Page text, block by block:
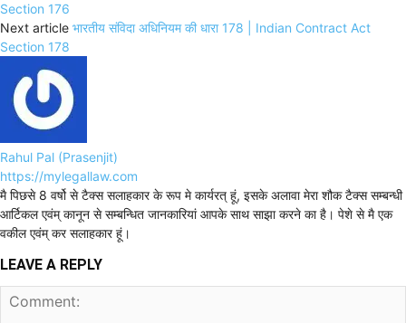
Section 176
Next article भारतीय संविदा अधिनियम की धारा 178 | Indian Contract Act
Section 178
Rahul Pal (Prasenjit)
https://mylegallaw.com
मै पिछसे 8 वर्षो से टैक्स सलाहकार के रूप मे कार्यरत् हूं, इसके अलावा मेरा शौक टैक्स सम्बन्धी
आर्टिकल एवंम् कानून से सम्बन्धित जानकारियां आपके साथ साझा करने का है। पेशे से मै एक
वकील एवंम् कर सलाहकार हूं।
LEAVE A REPLY